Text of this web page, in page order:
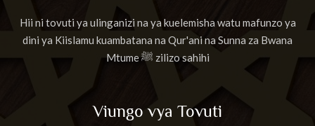
Hii ni tovuti ya ulinganizi na ya kuelemisha watu mafunzo ya
dini ya Kiislamu kuambatana na Qur'ani na Sunna za Bwana
Mtume ﷺ zilizo sahihi
Viungo vya Tovuti